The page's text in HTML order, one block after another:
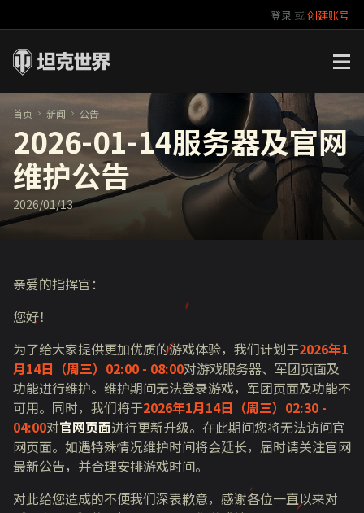
登录 或创建账号
你好，吾久
万圣节
《以战止战》
官方自媒体
首页 新闻 公告
2026-01-14服务器及官网
维护公告
2026/01/13
亲爱的指挥官：
您好！
为了给大家提供更加优质的游戏体验，我们计划于2026年1
月14日（周三）02:00 - 08:00对游戏服务器、军团页面及
功能进行维护。维护期间无法登录游戏，军团页面及功能不
可用。同时，我们将于2026年1月14日（周三）02:30 -
04:00对官网页面进行更新升级。在此期间您将无法访问官
网页面。如遇特殊情况维护时间将会延长，届时请关注官网
最新公告，并合理安排游戏时间。
对此给您造成的不便我们深表歉意，感谢各位一直以来对